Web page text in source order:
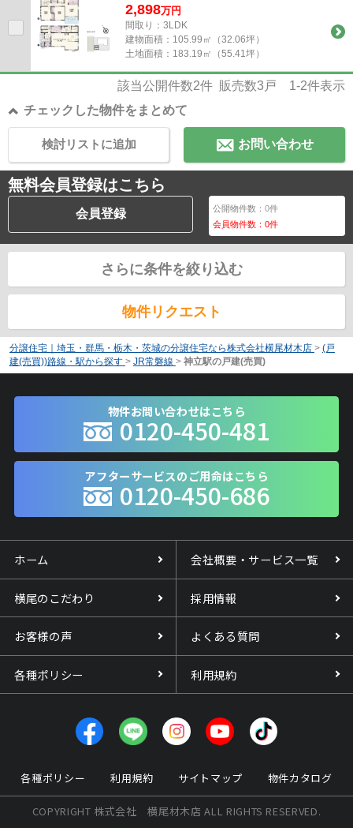
2,898万円
間取り：3LDK
建物面積： 105.99㎡（32.06坪）
土地面積： 183.19㎡（55.41坪）
該当公開件数2件 販売数3 戸 1-2件表示
チェックした物件をまとめて
お問い合わせ
検討リストに追加
無料会員登録はこちら
会員登録 公開物件数：0件
会員物件数：0件
さらに条件を絞り込む
物件リクエスト
分譲住宅｜埼玉・群馬・栃木・茨城の分譲住宅なら株式会社横尾材木店 > (戸
建(売買))路線・駅から探す > JR常磐線 > 神立駅の戸建(売買)
物件お問い合わせはこちら
0120-450-481
アフターサービスのご用命はこちら
0120-450-686
ホーム 会社概要・サービス一覧
横尾のこだわり 採用情報
お客様の声 よくある質問
各種ポリシー 利用規約
各種ポリシー 利用規約 サイトマップ 物件カタログ
COPYRIGHT 株式会社 横尾材木店 ALL RIGHTS RESERVED.